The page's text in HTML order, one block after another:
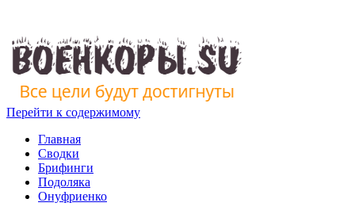
Перейти к содержимому
Главная
Сводки
Брифинги
Подоляка
Онуфриенко